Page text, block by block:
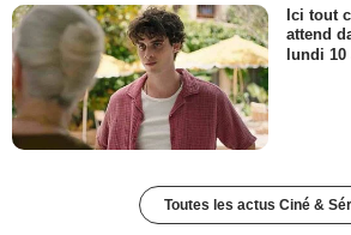
Ici tout
attend
lundi 10
Toutes les actus Ciné &